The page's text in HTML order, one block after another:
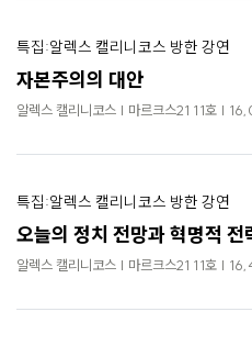
특집:알렉스 캘리니코스 방한 강연
자본주의의 대안
알렉스 캘리니코스 | 마르크스21 11호 |
특집:알렉스 캘리니코스 방한 강연
오늘의 정치 전망과 혁명적 전
알렉스 캘리니코스 | 마르크스21 11호 |